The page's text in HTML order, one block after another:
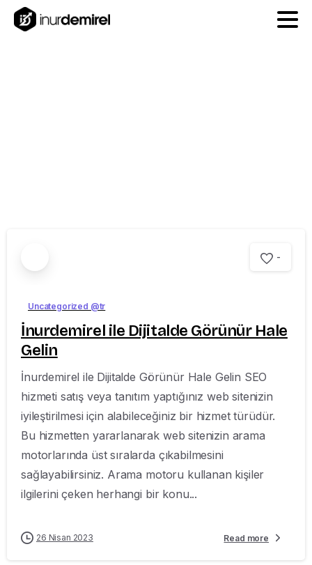
-
Uncategorized @tr
İnurdemirel ile Dijitalde Görünür Hale
Gelin
İnurdemirel ile Dijitalde Görünür Hale Gelin SEO
hizmeti satış veya tanıtım yaptığınız web sitenizin
iyileştirilmesi için alabileceğiniz bir hizmet türüdür.
Bu hizmetten yararlanarak web sitenizin arama
motorlarında üst sıralarda çıkabilmesini
sağlayabilirsiniz. Arama motoru kullanan kişiler
ilgilerini çeken herhangi bir konu...
26 Nisan 2023 Read more